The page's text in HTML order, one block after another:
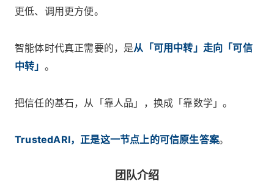
更低、调用更方便。
智能体时代真正需要的，是从「可用中转」走向「可信
中转」 。
把信任的基石，从「靠人品」，换成「靠数学」。
TrustedARI，正是这一节点上的可信原生答案。
团队介绍